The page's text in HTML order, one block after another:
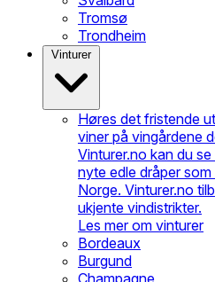
Tromsø
Trondheim
Vinturer
Høres det fristende
viner på vingårdene
Vinturer.no kan du
nyte edle dråper som
Norge. Vinturer.no
ukjente vindistrikter.
Les mer om vinturer
Bordeaux
Burgund
Champagne